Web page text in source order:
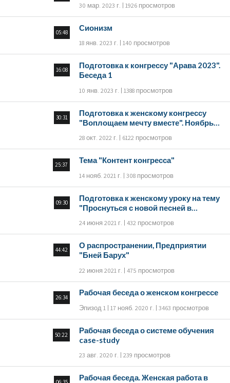
30 мар. 2023 г. 1926 просмотров
05:48
Сионизм
18 янв. 2023 г. 140 просмотров
16:08
Подготовка к конгрессу "Арава 2023".
Беседа 1
10 янв. 2023 г. 1388 просмотров
30:31
Подготовка к женскому конгрессу
"Воплощаем мечту вместе". Ноябрь
28 окт. 2022 г. 6122 просмотров
25:37
Тема "Контент конгресса"
14 нояб. 2021 г. 308 просмотров
09:30
Подготовка к женскому уроку на тему
"Проснуться с новой песней в
24 июня 2021 г. 432 просмотров
44:42
О распространении, Предприятии
"Бней Барух"
22 июня 2021 г. 475 просмотров
26:34
Рабочая беседа о женском конгрессе
Эпизод 1 17 нояб. 2020 г. 3463 просмотров
50:22
Рабочая беседа о системе обучения
case-study
23 авг. 2020 г. 239 просмотров
Рабочая беседа. Женская работа в